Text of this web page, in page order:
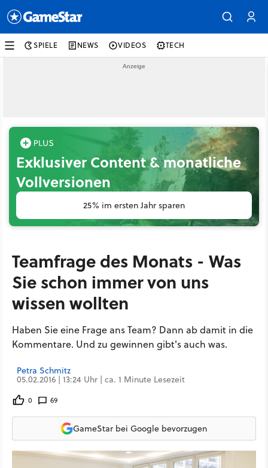
SPIELE NEWS VIDEOS TECH
Exklusiver Content & monatliche
Vollversionen
25% im ersten Jahr sparen
Teamfrage des Monats - Was
Sie schon immer von uns
wissen wollten
Haben Sie eine Frage ans Team? Dann ab damit in die
Kommentare. Und zu gewinnen gibt's auch was.
Petra Schmitz
05.02.2016 | 13:24 Uhr | ca. 1 Minute Lesezeit
0 69
GameStar bei Google bevorzugen